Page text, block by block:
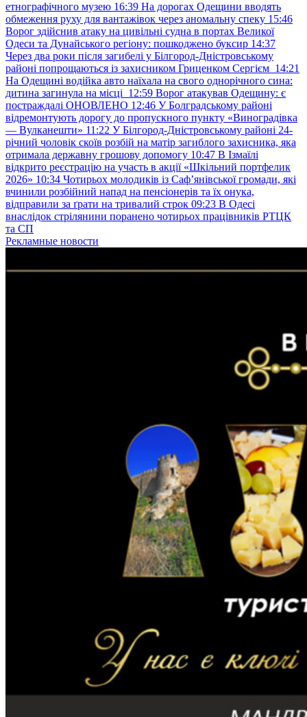
етнографічного музею 16:39 На дорогах Одещини вводять
обмеження руху для вантажівок через аномальну спеку 15:46
Ворог здійснив атаку на цивільні судна в портах Великої
Одеси та Дунайського регіону: пошкоджено буксир 14:37
Через два роки після загибелі у Білгород-Дністровському
районі попрощаються із захисником Гриценком Сергієм 14:21
На Одещині водійка авто наїхала на свого однорічного сина:
дитина загинула на місці 12:59 Ворог атакував Одещину: є
постраждалі ОНОВЛЕНО 12:46 У Болградському районі
відремонтують дорогу до пропускного пункту «Виноградівка
— Вулканешти» 11:22 У Білгород-Дністровському районі 24-
річний чоловік скоїв розбій на матір загиблого захисника, яка
отримала державну грошову допомогу 10:47 В Ізмаїлі
відкрито реєстрацію на участь в акції «Шкільний портфелик
2026» 10:34 Чотирьох молодиків із Саф’янівської громади, які
вчинили розбійний напад на пенсіонерів та їх онука,
відправили за ґрати на тривалий строк 09:23 В Одесі
внаслідок стрілянини поранено чотирьох працівників РТЦК
та СП
Рекламные новости